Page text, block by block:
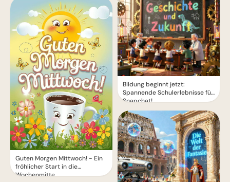
Guten Morgen Mittwoch! - Ein
fröhlicher Start in die
Wochenmitte
Bildung beginnt jetzt:
Spannende Schulerlebnisse für
Snapchat!